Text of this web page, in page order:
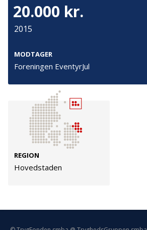
20.000 kr.
2015
MODTAGER
Foreningen EventyrJul
REGION
Hovedstaden
Persondata
Følg os
TryghedsGruppen
Facebook LinkedIn